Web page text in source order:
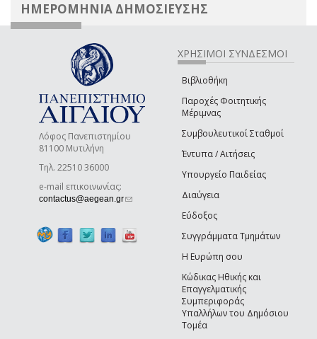
ΗΜΕΡΟΜΗΝΙΑ ΔΗΜΟΣΙΕΥΣΗΣ
Λόφος Πανεπιστημίου
81100 Μυτιλήνη
Τηλ. 22510 36000
e-mail επικοινωνίας:
contactus@aegean.gr(link sends e-mail)
ΧΡΗΣΙΜΟΙ ΣΥΝΔΕΣΜΟΙ
Βιβλιοθήκη
Παροχές Φοιτητικής
Μέριμνας
Συμβουλευτικοί Σταθμοί
Έντυπα / Αιτήσεις
Υπουργείο Παιδείας
Διαύγεια
Εύδοξος
Συγγράμματα Τμημάτων
Η Ευρώπη σου
Κώδικας Ηθικής και
Επαγγελματικής
Συμπεριφοράς
Υπαλλήλων του Δημόσιου
Τομέα